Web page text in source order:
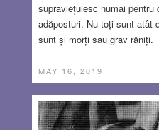
supraviețuiesc numai
adăposturi. Nu toți sunt atât
sunt și morți sau grav răniți.
MAY 16, 2019